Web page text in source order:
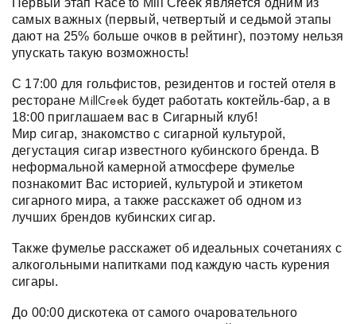
Первый этап Race to Mill Creek является одним из
самых важных (первый, четвертый и седьмой этапы
дают на 25% больше очков в рейтинг), поэтому нельзя
упускать такую возможность!
С 17:00 для гольфистов, резидентов и гостей отеля в
ресторане MillCreek будет работать коктейль-бар, а в
18:00 приглашаем вас в Сигарный клуб!
Мир сигар, знакомство с сигарной культурой,
дегустация сигар известного кубинского бренда. В
неформальной камерной атмосфере фумелье
познакомит Вас историей, культурой и этикетом
сигарного мира, а также расскажет об одном из
лучших брендов кубинских сигар.
Также фумелье расскажет об идеальных сочетаниях с
алкогольными напитками под каждую часть курения
сигары.
До 00:00 дискотека от самого очаровательного